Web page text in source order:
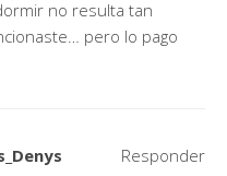
no resulta tan
pero lo pago
Responder